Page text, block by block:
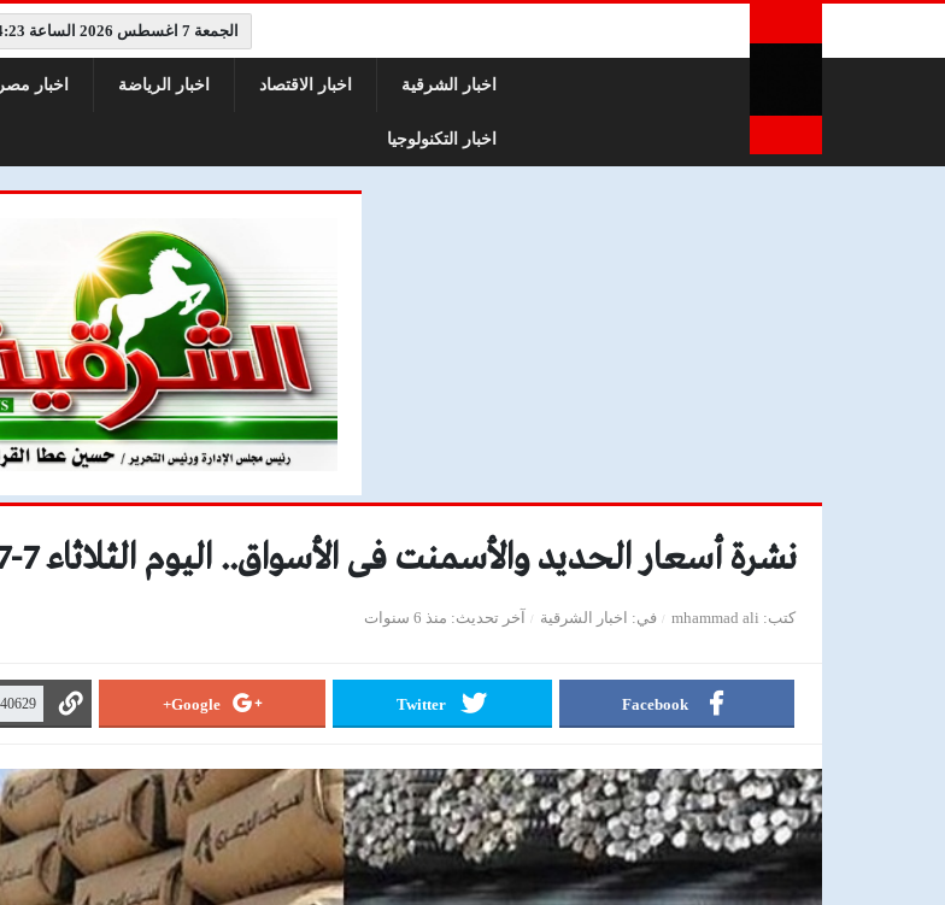
الجمعة 7 اغسطس 2026 الساعة 4:23 م
اخبار الشرقية اخبار الاقتصاد اخبار الرياضة اخبار مصر
اخبار التكنولوجيا
نشرة أسعار الحديد والأسمنت فى الأسواق.. اليوم الثلاثاء 7-7-2020
كتب mhammad ali في اخبار الشرقية آخر تحديث منذ 6 سنوات
Facebook
Twitter
Google+